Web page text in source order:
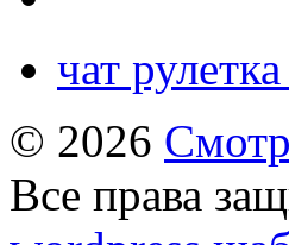
чат
© 2026
Все права